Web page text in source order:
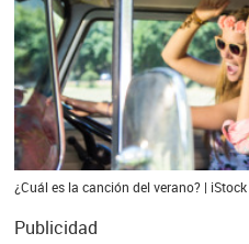
¿Cuál es la canción del verano? | iStock
Publicidad